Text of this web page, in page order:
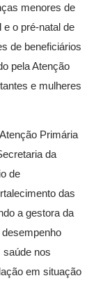
menores de
o pré-natal de
de beneficiários
pela Atenção
e mulheres
Primária
da
de
das
a gestora da
saúde nos
em situação